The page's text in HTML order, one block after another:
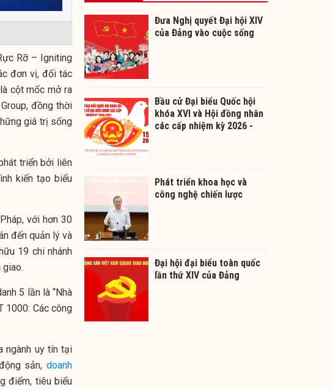
Rỡ – Igniting
đơn vị, đối tác
cột mốc mở ra
đồng thời
giá trị sống
triển bởi liên
kiến tạo biểu
với hơn 30
đến quản lý và
19 chi nhánh
5 lần là “Nhà
1000: Các công
ngành uy tín tại
sản, doanh
điểm, tiêu biểu
Đưa Nghị quyết Đại hội XIV
của Đảng vào cuộc sống
Bầu cử Đại biểu Quốc hội
khóa XVI và Hội đồng nhân
các cấp nhiệm kỳ 2026 -
Phát triển khoa học và
công nghệ chiến lược
Đại hội đại biểu toàn quốc
lần thứ XIV của Đảng